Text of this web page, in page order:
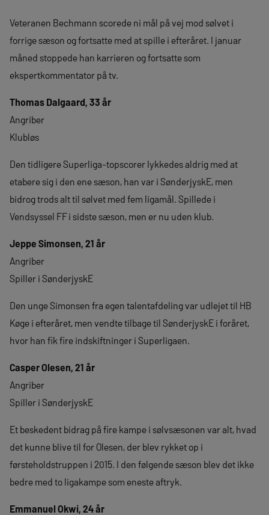
Veteranen Bechmann scorede ni mål på vej mod sølvet i
forrige sæson og fortsatte med at spille i efteråret. I januar
måned stoppede han karrieren og fortsatte som
ekspertkommentator på tv.
Thomas Dalgaard, 33 år
Angriber
Klubløs
Den tidligere Superliga-topscorer lykkedes aldrig med at
etabere sig i den ene sæson, han var i SønderjyskE, men
bidrog trods alt til sølvet med fem ligamål. Spillede i
Vendsyssel FF i sidste sæson, men er nu uden klub.
Jeppe Simonsen, 21 år
Angriber
Spiller i SønderjyskE
Den unge Simonsen fra egen talentafdeling var udlejet til HB
Køge i efteråret, men vendte tilbage til SønderjyskE i foråret,
hvor han fik fire indskiftninger i Superligaen.
Casper Olesen, 21 år
Angriber
Spiller i SønderjyskE
Et beskedent bidrag på fire kampe i sølvsæsonen var alt, hvad
det kunne blive til for Olesen, der blev rykket op i
førsteholdstruppen i 2015. I den følgende sæson blev det ikke
bedre med to ligakampe som eneste aftryk.
Emmanuel Okwi, 24 år